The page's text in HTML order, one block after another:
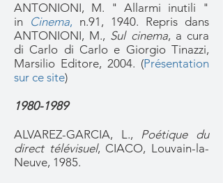
ANTONIONI, M. " Allarmi inutili "
in Cinema, n.91, 1940. Repris dans
ANTONIONI, M., Sul cinema, a cura
di Carlo di Carlo e Giorgio Tinazzi,
Marsilio Editore, 2004. (Présentation
sur ce site)
1980-1989
ALVAREZ-GARCIA, L., Poétique du
direct télévisuel, CIACO, Louvain-la-
Neuve, 1985.